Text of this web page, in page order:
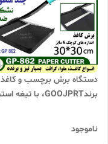
دستگاه برش برچسب و کاغذ
B5، B6، B7،
ناموجود